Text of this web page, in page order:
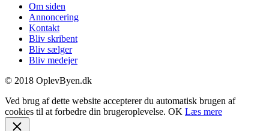
Om siden
Annoncering
Kontakt
Bliv skribent
Bliv sælger
Bliv medejer
© 2018 OplevByen.dk
Ved brug af dette website accepterer du automatisk brugen af
cookies til at forbedre din brugeroplevelse. OK Læs mere